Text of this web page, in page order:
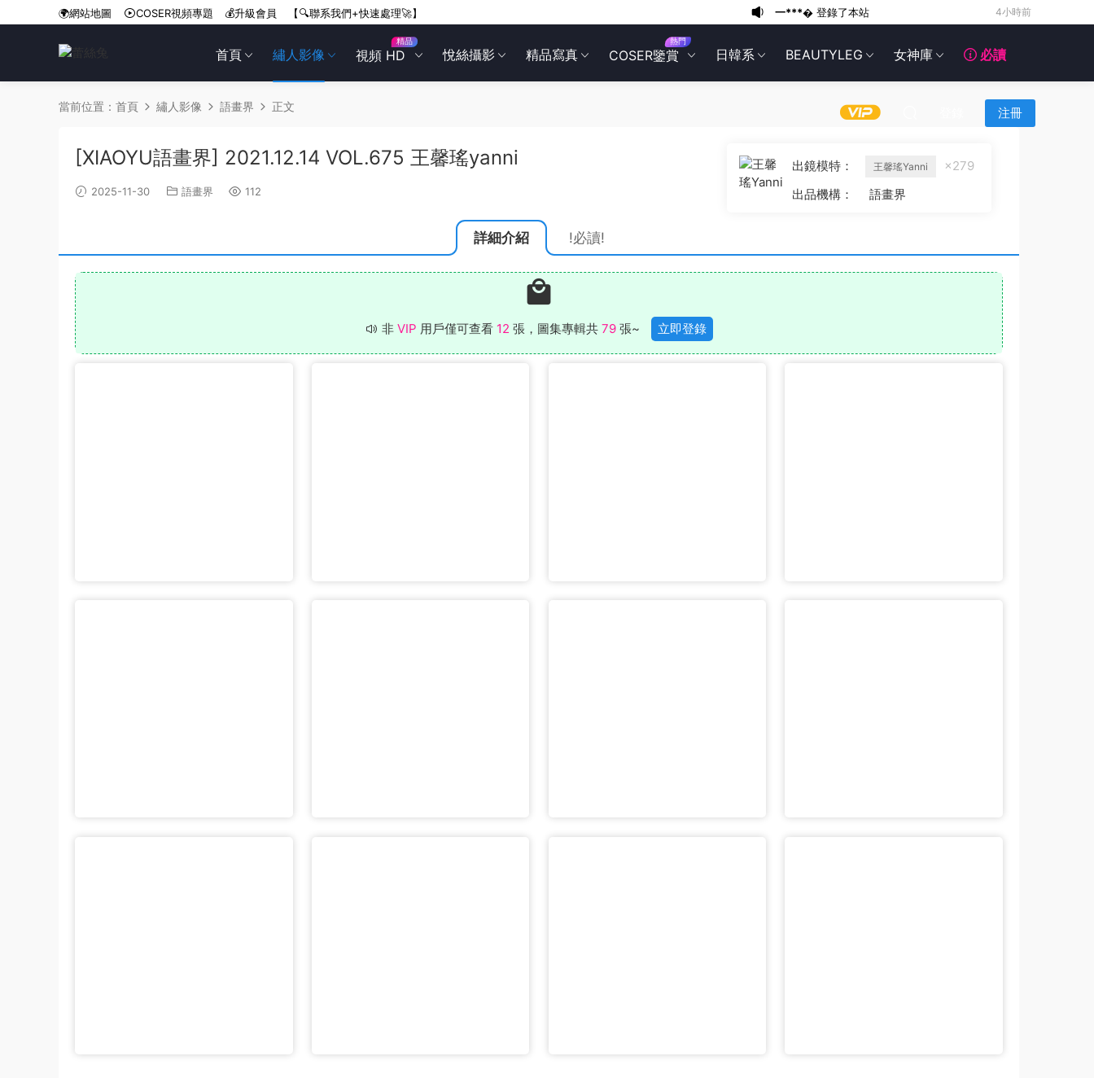
首頁 繡人影像 視頻 HD
精品
悅絲攝影 精品寫真 COSER鑒賞
熱門
日韓系 BEAUTYLEG 女神庫 必讀
注冊
🌍網站地圖 COSER視頻專題 💰升級會員 【🔍聯系我們+快速處理🚀】 一***� 登錄了本站 4小時前
b**f加入了本站 14小時前
s*******登錄了本站 15小時前
加入了本站 16小時前
g*******登錄了本站
g*******
當前位置： 首頁 繡人影像 語畫界 正文
[XIAOYU語畫界] 2021.12.14 VOL.675 王馨瑤yanni
2025-11-30 語畫界 112
出鏡模特： 王馨瑤Yanni
×279
出品機構：
語畫界
詳細介紹 !必讀!
非 VIP 用戶僅可查看 12 張，圖集專輯共 79張~ 立即登錄